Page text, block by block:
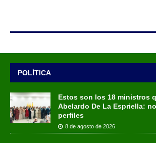
POLÍTICA
Estos son los 18 ministros
Abelardo De La Espriella:
perfiles
8 de agosto de 2026